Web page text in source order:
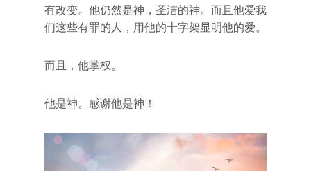
有改变。他仍然是神，圣洁的神。而且他爱我
们这些有罪的人，用他的十字架显明他的爱。
而且，他掌权。
他是神。感谢他是神！